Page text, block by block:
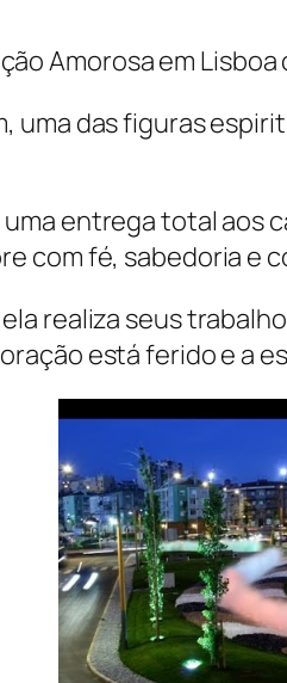
Amorosa em
uma das figuras
entrega total aos
com fé, sabedoria e
realiza seus
está ferido e a